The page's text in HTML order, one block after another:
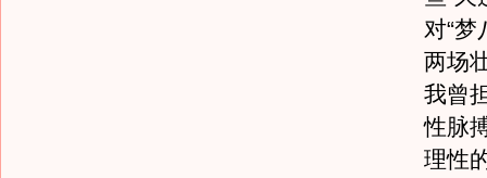
对“梦
两场
我曾
性脉
理性